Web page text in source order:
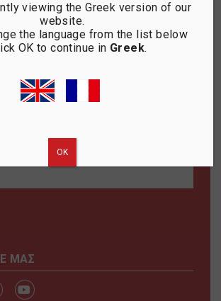
ΚΑΤΑ ΤΗΣ ΒΙΑΣ & ΤΗΣ
ΜΑΣ
viewing the Greek version of our
website.
the language from the list below
OK to continue in Greek.
ΟΚ